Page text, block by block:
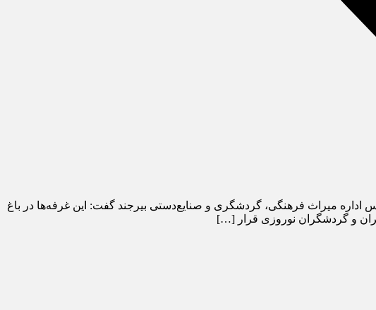
جنوبی، رئیس اداره میراث فرهنگی، گردشگری و صنایع‌دستی بیرجند گفت: این غرفه‌ها در باغ
و گردشگران نوروزی قرار […]